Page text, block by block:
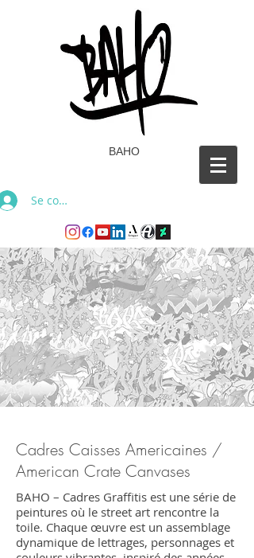
BAHO
Se connecter
Cadres Caisses Americaines /
American Crate Canvases
BAHO – Cadres Graffitis est une série de
peintures où le street art rencontre la
toile. Chaque œuvre est un assemblage
dynamique de lettrages, personnages et